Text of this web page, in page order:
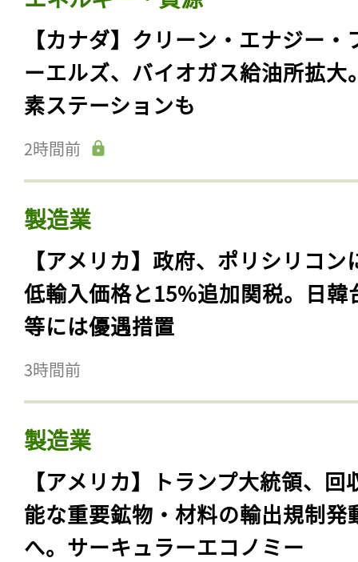
【カナダ】クリーン・エナジー・
ーエルズ、バイオガス給油所拡大
素ステーションも
2時間前
製造業
【アメリカ】政府、ポリシリコン
低輸入価格と15%追加関税。日韓
等には優遇措置
3時間前
製造業
【アメリカ】トランプ大統領、回
能な重要鉱物・材料の輸出規制発
へ。サーキュラーエコノミー